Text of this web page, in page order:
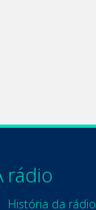
rádio
História da rádio